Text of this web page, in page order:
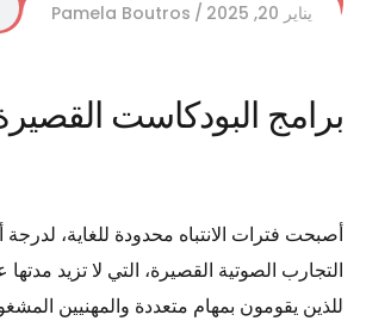
يناير 20, 2025 Pamela Boutros
برامج البودكاست
للذين يقومون بمهام متعددة والمهنيين